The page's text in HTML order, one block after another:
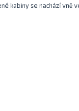
kabiny se nachází vně